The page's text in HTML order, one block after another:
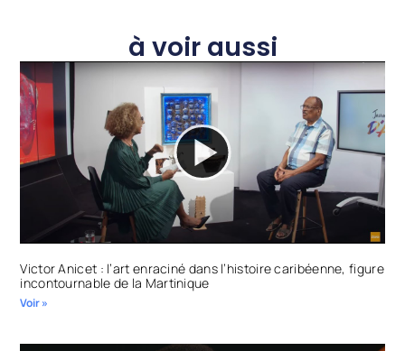
à voir aussi
Victor Anicet : l’art enraciné dans l’histoire caribéenne, figure
incontournable de la Martinique
Voir »